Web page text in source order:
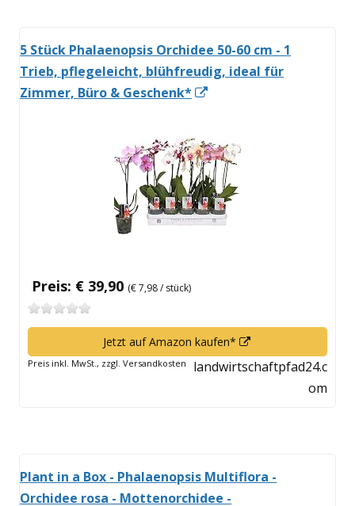
5 Stück Phalaenopsis Orchidee 50-60 cm - 1
Trieb, pflegeleicht, blühfreudig, ideal für
Zimmer, Büro & Geschenk*
öffnen
Preis: € 39,90 (€ 7,98 / stück)
Jetzt auf Amazon kaufen*
neuem
Fenster
Preis inkl. MwSt., zzgl. Versandkosten
landwirtschaftpfad24.c
om
Plant in a Box - Phalaenopsis Multiflora -
Orchidee rosa - Mottenorchidee -